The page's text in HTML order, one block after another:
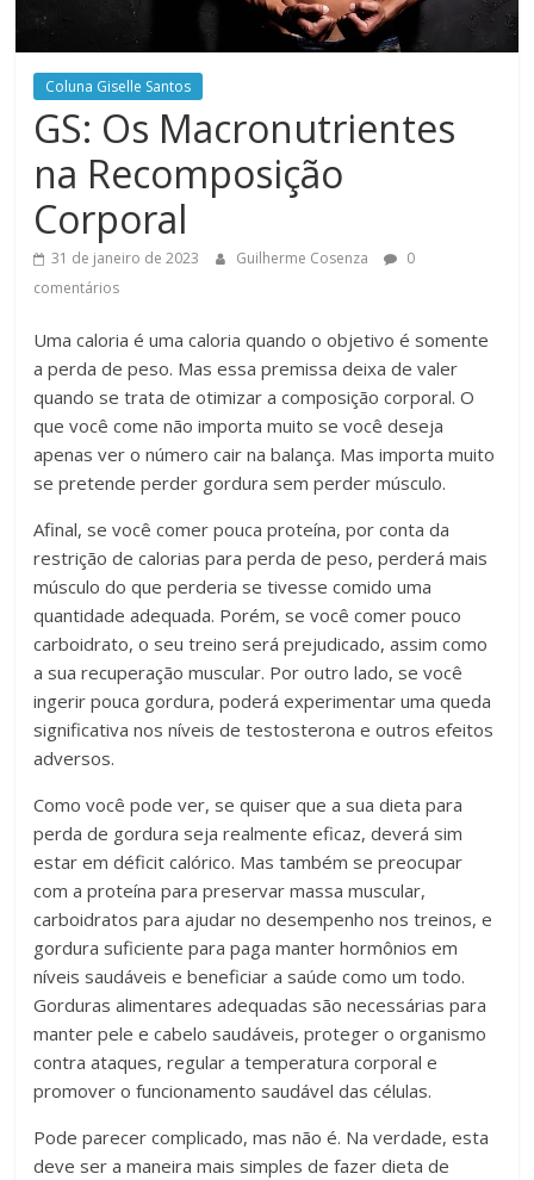
Coluna Giselle Santos
GS: Os Macronutrientes
na Recomposição
Corporal
31 de janeiro de 2023 Guilherme Cosenza
0
comentários
Uma caloria é uma caloria quando o objetivo é somente
a perda de peso. Mas essa premissa deixa de valer
quando se trata de otimizar a composição corporal. O
que você come não importa muito se você deseja
apenas ver o número cair na balança. Mas importa muito
se pretende perder gordura sem perder músculo.
Afinal, se você comer pouca proteína, por conta da
restrição de calorias para perda de peso, perderá mais
músculo do que perderia se tivesse comido uma
quantidade adequada. Porém, se você comer pouco
carboidrato, o seu treino será prejudicado, assim como
a sua recuperação muscular. Por outro lado, se você
ingerir pouca gordura, poderá experimentar uma queda
significativa nos níveis de testosterona e outros efeitos
adversos.
Como você pode ver, se quiser que a sua dieta para
perda de gordura seja realmente eficaz, deverá sim
estar em déficit calórico. Mas também se preocupar
com a proteína para preservar massa muscular,
carboidratos para ajudar no desempenho nos treinos, e
gordura suficiente para paga manter hormônios em
níveis saudáveis e beneficiar a saúde como um todo.
Gorduras alimentares adequadas são necessárias para
manter pele e cabelo saudáveis, proteger o organismo
contra ataques, regular a temperatura corporal e
promover o funcionamento saudável das células.
Pode parecer complicado, mas não é. Na verdade, esta
deve ser a maneira mais simples de fazer dieta de